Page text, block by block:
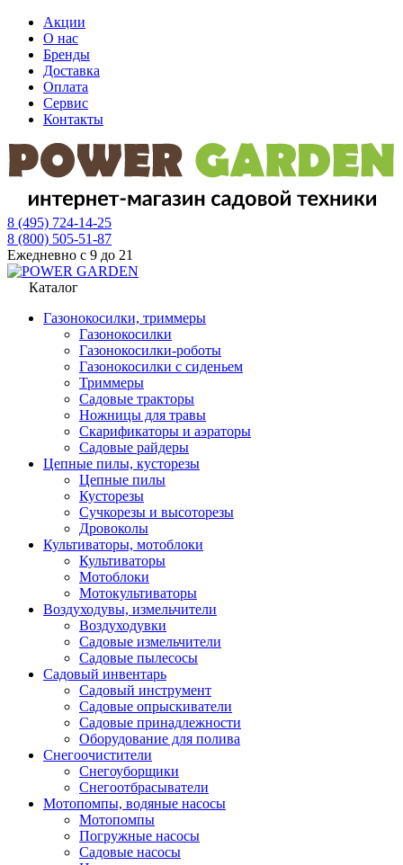
Акции
О нас
Бренды
Доставка
Оплата
Сервис
Контакты
8 (495) 724-14-25
8 (800) 505-51-87
Ежедневно с 9 до 21
Каталог
Газонокосилки, триммеры
Газонокосилки
Газонокосилки-роботы
Газонокосилки с сиденьем
Триммеры
Садовые тракторы
Ножницы для травы
Скарификаторы и аэраторы
Садовые райдеры
Цепные пилы, кусторезы
Цепные пилы
Кусторезы
Сучкорезы и высоторезы
Дровоколы
Культиваторы, мотоблоки
Культиваторы
Мотоблоки
Мотокультиваторы
Воздуходувы, измельчители
Воздуходувки
Садовые измельчители
Садовые пылесосы
Садовый инвентарь
Садовый инструмент
Садовые опрыскиватели
Садовые принадлежности
Оборудование для полива
Снегоочистители
Снегоуборщики
Снегоотбрасыватели
Мотопомпы, водяные насосы
Мотопомпы
Погружные насосы
Садовые насосы